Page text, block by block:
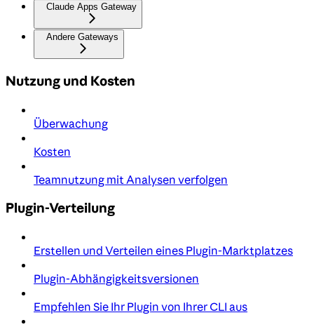
Claude Apps Gateway
Andere Gateways
Nutzung und Kosten
Überwachung
Kosten
Teamnutzung mit Analysen verfolgen
Plugin-Verteilung
Erstellen und Verteilen eines Plugin-Marktplatzes
Plugin-Abhängigkeitsversionen
Empfehlen Sie Ihr Plugin von Ihrer CLI aus